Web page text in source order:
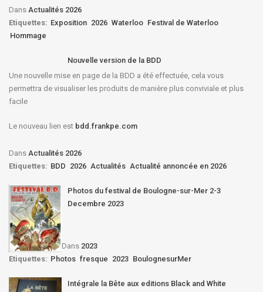
Dans Actualités 2026
Etiquettes: Exposition 2026 Waterloo Festival de Waterloo
Hommage
Nouvelle version de la BDD
Une nouvelle mise en page de la BDD a été effectuée, cela vous
permettra de visualiser les produits de manière plus conviviale et plus
facile
Le nouveau lien est bdd.frankpe.com
Dans Actualités 2026
Etiquettes: BDD 2026 Actualités Actualité annoncée en 2026
Photos du festival de Boulogne-sur-Mer 2-3
Decembre 2023
Dans 2023
Etiquettes: Photos fresque 2023 BoulognesurMer
Intégrale la Bête aux editions Black and White